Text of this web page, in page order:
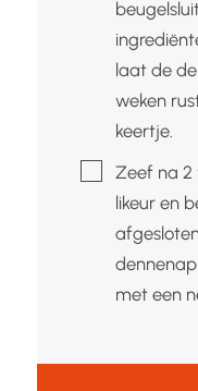
laat de
weken
keertje.
▢
Zeef na 2
likeur en
met een